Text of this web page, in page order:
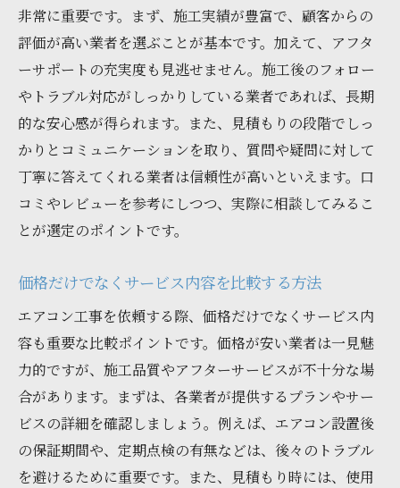
非常に重要です。まず、施工実績が豊富で、顧客からの
評価が高い業者を選ぶことが基本です。加えて、アフタ
ーサポートの充実度も見逃せません。施工後のフォロー
やトラブル対応がしっかりしている業者であれば、長期
的な安心感が得られます。また、見積もりの段階でしっ
かりとコミュニケーションを取り、質問や疑問に対して
丁寧に答えてくれる業者は信頼性が高いといえます。口
コミやレビューを参考にしつつ、実際に相談してみるこ
とが選定のポイントです。
価格だけでなくサービス内容を比較する方法
エアコン工事を依頼する際、価格だけでなくサービス内
容も重要な比較ポイントです。価格が安い業者は一見魅
力的ですが、施工品質やアフターサービスが不十分な場
合があります。まずは、各業者が提供するプランやサー
ビスの詳細を確認しましょう。例えば、エアコン設置後
の保証期間や、定期点検の有無などは、後々のトラブル
を避けるために重要です。また、見積もり時には、使用